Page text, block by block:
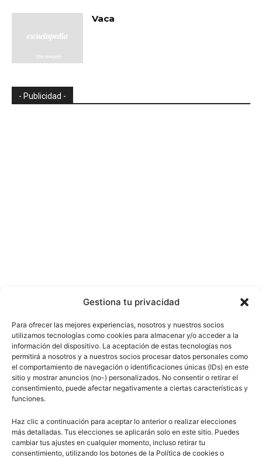
Gestiona tu privacidad
Para ofrecer las mejores experiencias, nosotros y nuestros socios
utilizamos tecnologías como cookies para almacenar y/o acceder a la
información del dispositivo. La aceptación de estas tecnologías nos
permitirá a nosotros y a nuestros socios procesar datos personales como
el comportamiento de navegación o identificaciones únicas (IDs) en este
sitio y mostrar anuncios (no-) personalizados. No consentir o retirar el
consentimiento, puede afectar negativamente a ciertas características y
funciones.
Haz clic a continuación para aceptar lo anterior o realizar elecciones
más detalladas. Tus elecciones se aplicarán solo en este sitio. Puedes
cambiar tus ajustes en cualquier momento, incluso retirar tu
consentimiento, utilizando los botones de la Política de cookies o
Vaca
- Publicidad -